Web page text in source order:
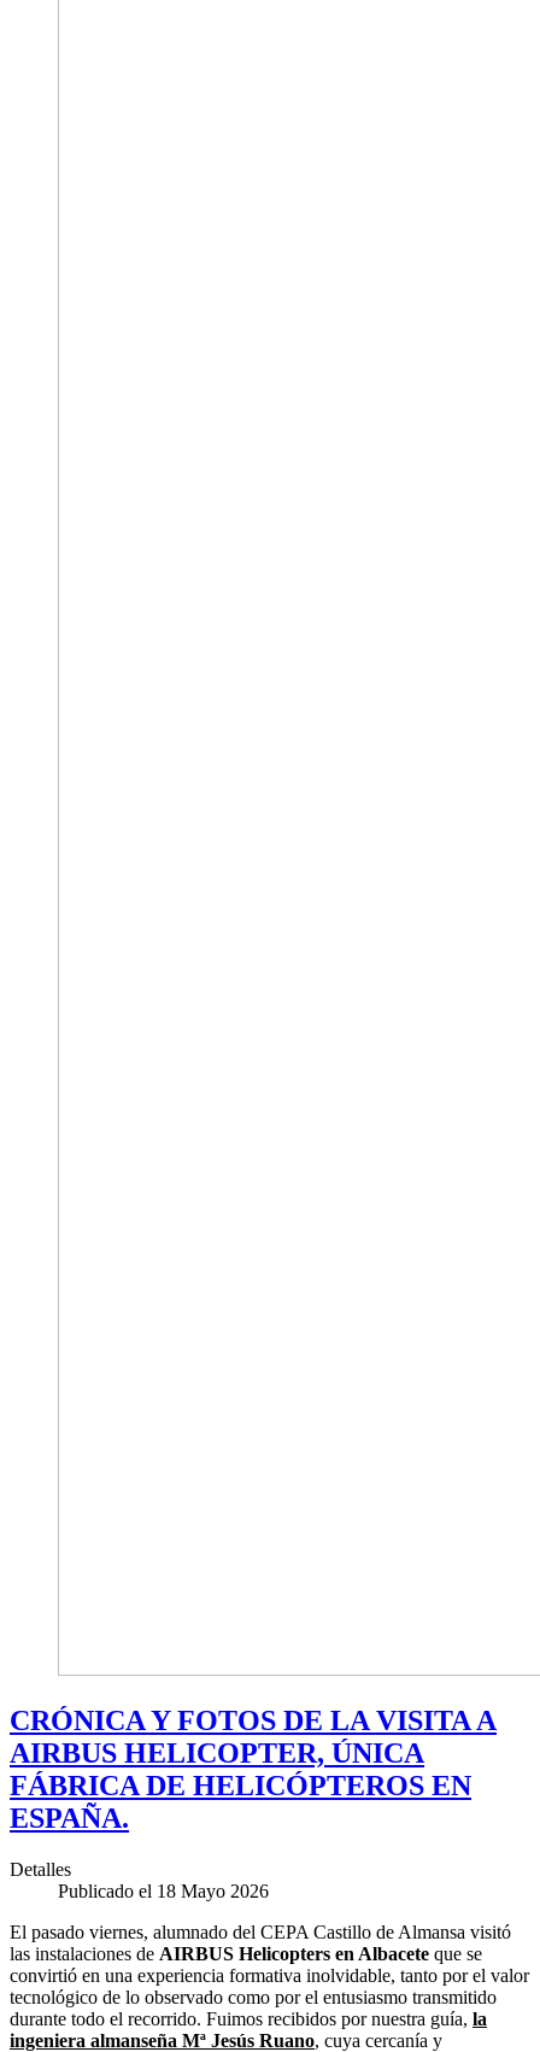
CRÓNICA Y FOTOS DE LA VISITA A
AIRBUS HELICOPTER, ÚNICA
FÁBRICA DE HELICÓPTEROS EN
ESPAÑA.
Detalles
Publicado el 18 Mayo 2026
El pasado viernes, alumnado del CEPA Castillo de Almansa visitó
las instalaciones de AIRBUS Helicopters en Albacete que se
convirtió en una experiencia formativa inolvidable, tanto por el valor
tecnológico de lo observado como por el entusiasmo transmitido
durante todo el recorrido. Fuimos recibidos por nuestra guía, la
ingeniera almanseña Mª Jesús Ruano, cuya cercanía y